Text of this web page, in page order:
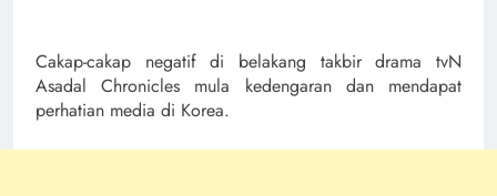
Cakap-cakap negatif di belakang takbir drama tvN
Asadal Chronicles mula kedengaran dan mendapat
perhatian media di Korea.